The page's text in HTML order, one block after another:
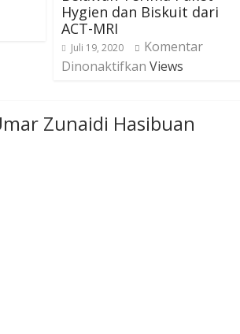
Hygien dan Biskuit dari
ACT-MRI
Juli 19, 2020
Komentar
Dinonaktifkan Views
Zunaidi Hasibuan